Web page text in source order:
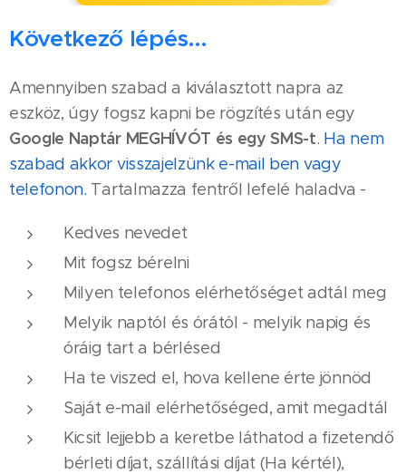
Következő lépés...
Amennyiben szabad a kiválasztott napra az
eszköz, úgy fogsz kapni be rögzítés után egy
Google Naptár MEGHÍVÓT és egy SMS-t. Ha nem
szabad akkor visszajelzünk e-mail ben vagy
telefonon. Tartalmazza fentről lefelé haladva -
Kedves nevedet
Mit fogsz bérelni
Milyen telefonos elérhetőséget adtál meg
Melyik naptól és órától - melyik napig és
óráig tart a bérlésed
Ha te viszed el, hova kellene érte jönnöd
Saját e-mail elérhetőséged, amit megadtál
Kicsit lejjebb a keretbe láthatod a fizetendő
bérleti díjat, szállítási díjat (Ha kértél),